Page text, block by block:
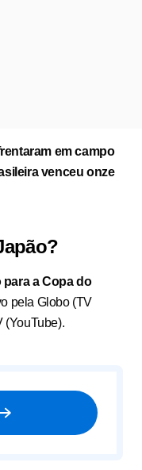
em campo
venceu onze
a Copa do
pela Globo (TV
(YouTube).